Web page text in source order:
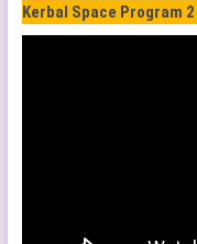
Kerbal Space Program 2